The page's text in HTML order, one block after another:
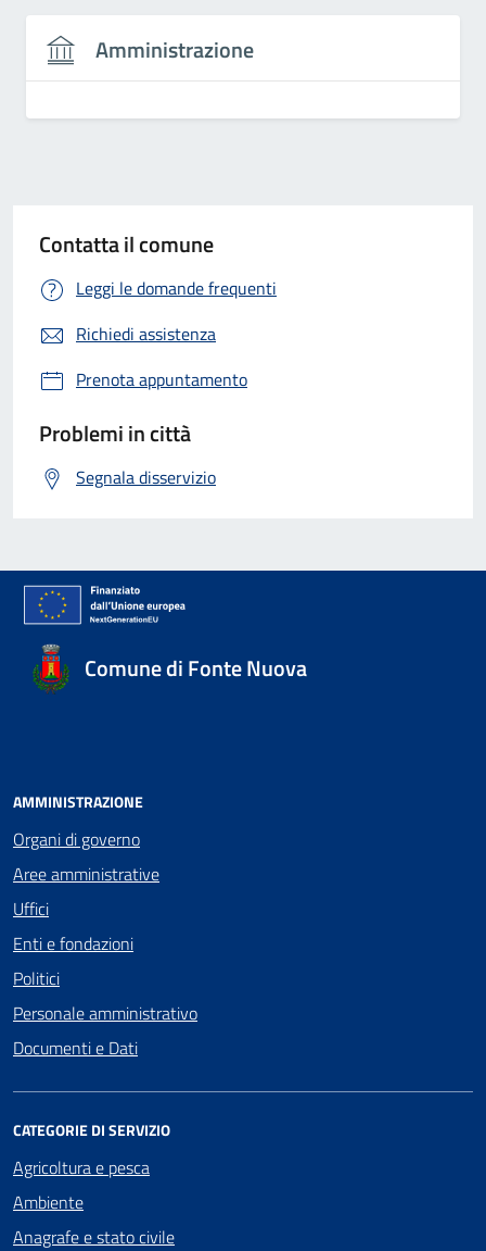
Amministrazione
Contatta il comune
Leggi le domande frequenti
Richiedi assistenza
Prenota appuntamento
Problemi in città
Segnala disservizio
Comune di Fonte Nuova
AMMINISTRAZIONE
Organi di governo
Aree amministrative
Uffici
Enti e fondazioni
Politici
Personale amministrativo
Documenti e Dati
CATEGORIE DI SERVIZIO
Agricoltura e pesca
Ambiente
Anagrafe e stato civile